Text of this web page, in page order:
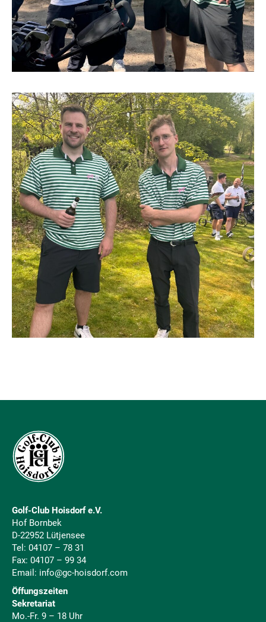
Golf-Club Hoisdorf e.V.
Hof Bornbek
D-22952 Lütjensee
Tel: 04107 – 78 31
Fax: 04107 – 99 34
Email: info@gc-hoisdorf.com
Öffungszeiten
Sekretariat
Mo.-Fr. 9 – 18 Uhr